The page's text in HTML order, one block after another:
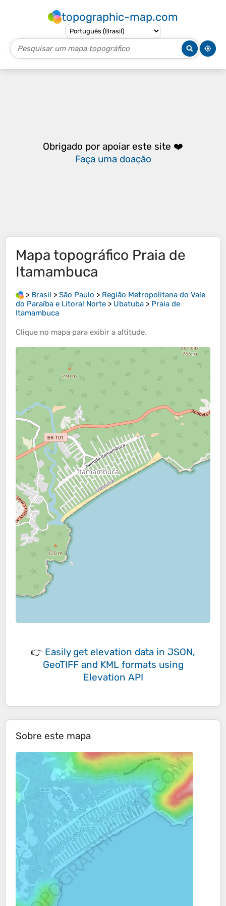
topographic-map.com
Obrigado por apoiar este site ❤️
Faça uma doação
Mapa topográfico Praia de
Itamambuca
> Brasil > São Paulo > Região Metropolitana do Vale
do Paraíba e Litoral Norte > Ubatuba > Praia de
Itamambuca
Clique no mapa para exibir a altitude.
👉 Easily get elevation data in JSON,
GeoTIFF and KML formats using
Elevation API
Sobre este mapa